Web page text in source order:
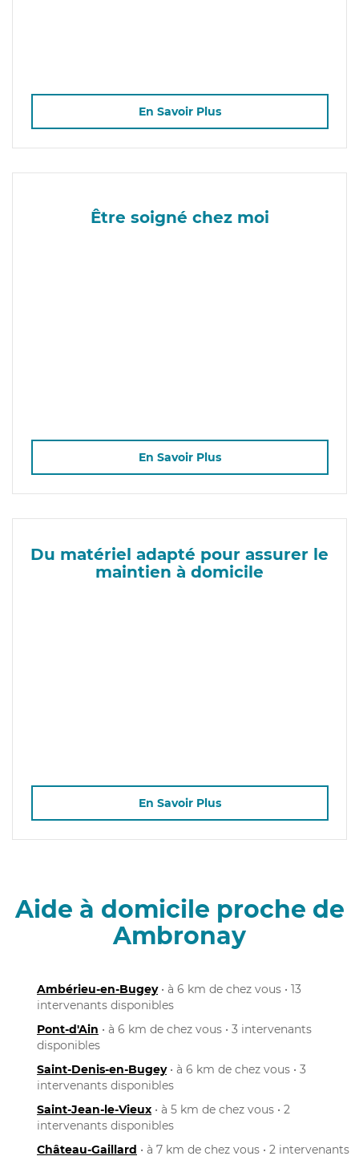
En Savoir Plus
Être soigné chez moi
En Savoir Plus
Du matériel adapté pour assurer le
maintien à domicile
En Savoir Plus
Aide à domicile proche de
Ambronay
Ambérieu-en-Bugey• à 6 km de chez vous • 13
intervenants disponibles
Pont-d'Ain • à 6 km de chez vous • 3 intervenants
disponibles
Saint-Denis-en-Bugey• à 6 km de chez vous • 3
intervenants disponibles
Saint-Jean-le-Vieux • à 5 km de chez vous • 2
intervenants disponibles
Château-Gaillard • à 7 km de chez vous • 2 intervenants